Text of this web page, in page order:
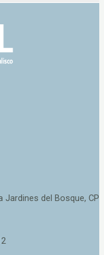
Jardines del Bosque, CP